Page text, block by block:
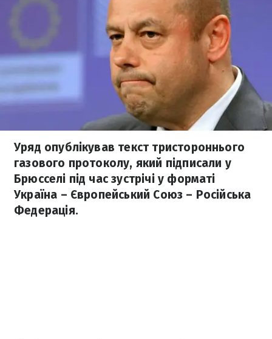
Уряд опублікував текст тристороннього
газового протоколу, який підписали у
Брюсселі під час зустрічі у форматі
Україна – Європейський Союз – Російська
Федерація.